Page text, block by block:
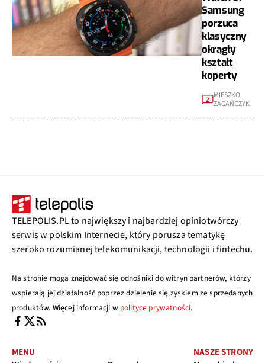
Samsung
porzuca
klasyczny
okrągły
kształt
koperty
2 MIESZKO
ZAGAŃCZYK
TELEPOLIS.PL to największy i najbardziej opiniotwórczy
serwis w polskim Internecie, który porusza tematykę
szeroko rozumianej telekomunikacji, technologii i fintechu.
Na stronie mogą znajdować się odnośniki do witryn partnerów, którzy
wspierają jej działalność poprzez dzielenie się zyskiem ze sprzedanych
produktów. Więcej informacji w polityce prywatności.
MENU
NASZE STRONY